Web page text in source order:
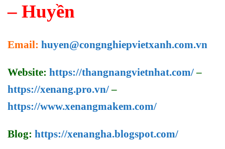
– Huyền
Email: huyen@congnghiepvietxanh.com.vn
Website: https://thangnangvietnhat.com/–
https://xenang.pro.vn/–
https://www.xenangmakem.com/
Blog: https://xenangha.blogspot.com/